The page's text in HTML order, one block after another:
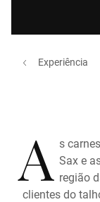
Experiência
A s
Sax e
região
clientes do